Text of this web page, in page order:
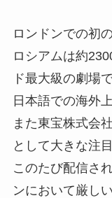
ロンドンでの初
ロシアムは約
ド最大級の劇場
日本語での海外
また東宝株式会
として大きな注
このたび配信さ
ンにおいて厳し